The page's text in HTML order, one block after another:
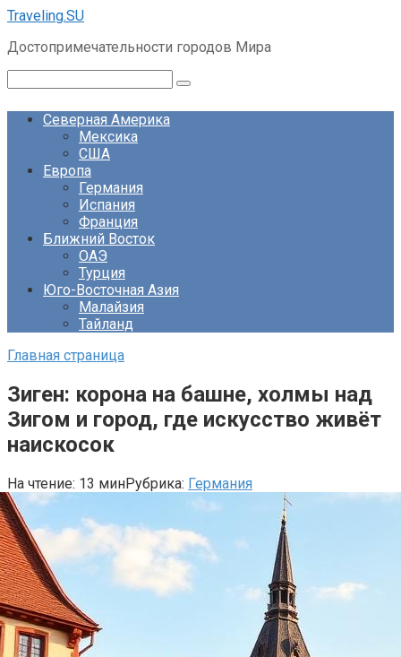
Перейти
контенту
Traveling.SU
Достопримечательности городов Мира
Северная Америка
Мексика
США
Европа
Германия
Испания
Франция
Ближний Восток
ОАЭ
Турция
Юго-Восточная Азия
Малайзия
Тайланд
Главная страница
Зиген: корона на башне, холмы над
Зигом и город, где искусство живёт
наискосок
На чтение: 13 минРубрика: Германия